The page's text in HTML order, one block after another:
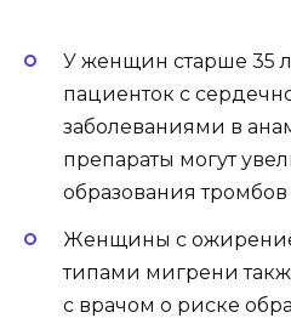
У женщин старше 35
пациенток с
заболеваниями в
препараты могут
образования тромбов
Женщины с
типами мигрени
с врачом о риске